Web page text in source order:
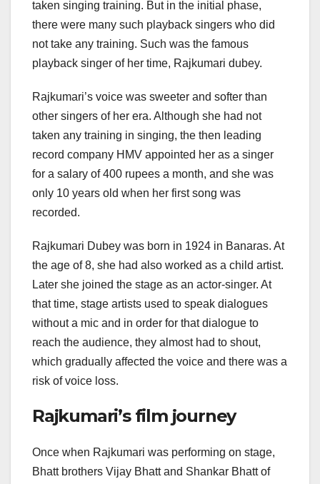
taken singing training. But in the initial phase,
there were many such playback singers who did
not take any training. Such was the famous
playback singer of her time, Rajkumari dubey.
Rajkumari’s voice was sweeter and softer than
other singers of her era. Although she had not
taken any training in singing, the then leading
record company HMV appointed her as a singer
for a salary of 400 rupees a month, and she was
only 10 years old when her first song was
recorded.
Rajkumari Dubey was born in 1924 in Banaras. At
the age of 8, she had also worked as a child artist.
Later she joined the stage as an actor-singer. At
that time, stage artists used to speak dialogues
without a mic and in order for that dialogue to
reach the audience, they almost had to shout,
which gradually affected the voice and there was a
risk of voice loss.
Rajkumari’s film journey
Once when Rajkumari was performing on stage,
Bhatt brothers Vijay Bhatt and Shankar Bhatt of